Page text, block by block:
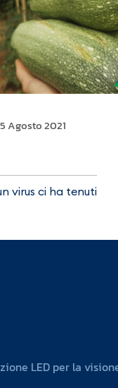
Agosto 2021
virus ci ha tenuti
LED per la